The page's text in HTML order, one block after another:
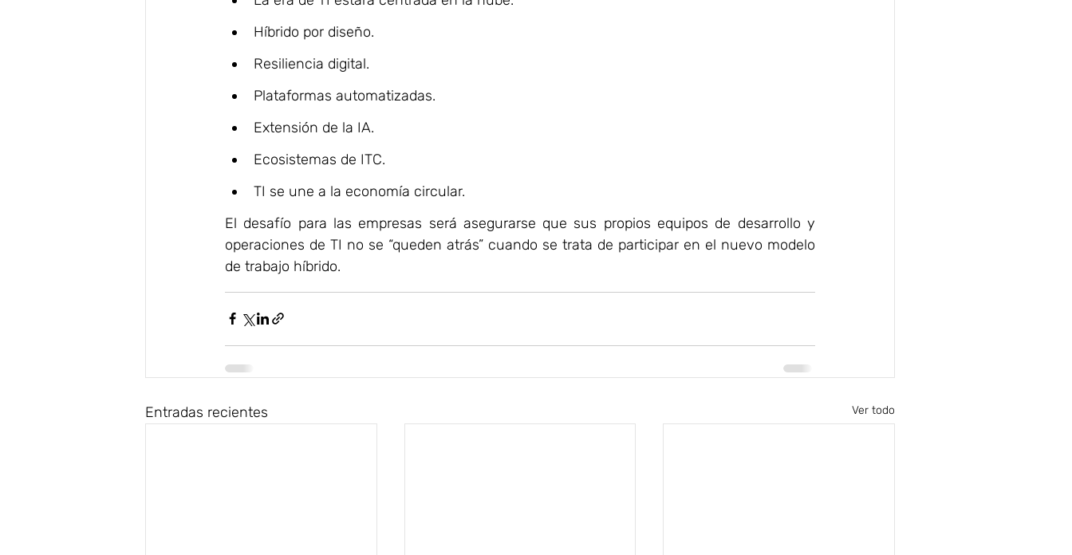
Híbrido por diseño.
Resiliencia digital.
Plataformas automatizadas.
Extensión de la IA.
Ecosistemas de ITC.
TI se une a la economía circular.
El desafío para las empresas será asegurarse que sus propios equipos de desarrollo y
operaciones de TI no se “queden atrás” cuando se trata de participar en el nuevo modelo
de trabajo híbrido.
Entradas recientes Ver todo